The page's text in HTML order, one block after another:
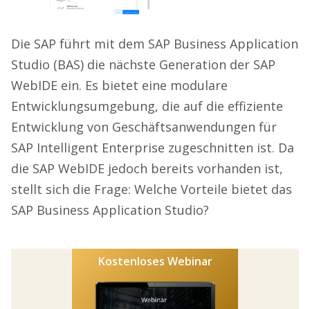
Die SAP führt mit dem SAP Business Application
Studio (BAS) die nächste Generation der SAP
WebIDE ein. Es bietet eine modulare
Entwicklungsumgebung, die auf die effiziente
Entwicklung von Geschäftsanwendungen für
SAP Intelligent Enterprise zugeschnitten ist. Da
die SAP WebIDE jedoch bereits vorhanden ist,
stellt sich die Frage: Welche Vorteile bietet das
SAP Business Application Studio?
Kostenloses Webinar